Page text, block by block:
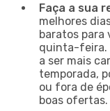
Faça a sua
melhores
baratos para
quinta-feira.
a ser mais
temporada,
ou fora de
boas ofertas.